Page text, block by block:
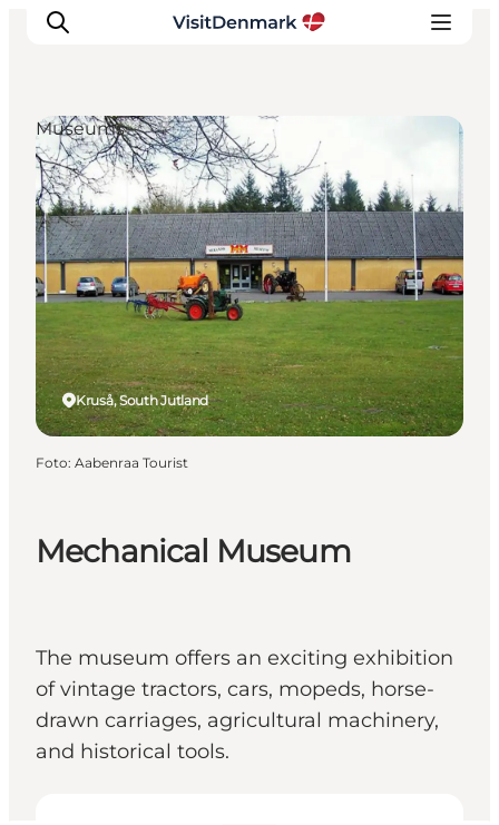
Inspiration
Resmål
Aktiviteter
Övernatta
Planera resan
Mechanical Museum
The museum offers an exciting exhibition
of vintage tractors, cars, mopeds, horse-
drawn carriages, agricultural machinery,
and historical tools.
Kruså, South Jutland
Museums
Foto: Aabenraa Tourist